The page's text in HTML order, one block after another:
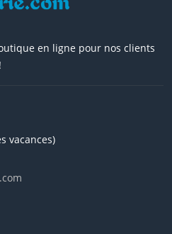
en ligne pour nos clients
vacances)